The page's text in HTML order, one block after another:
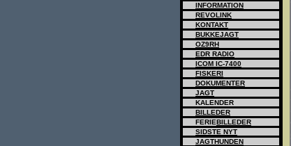
INFORMATION
REVOLINK
KONTAKT
BUKKEJAGT
OZ9RH
EDR RADIO
ICOM IC-7400
FISKERI
DOKUMENTER
JAGT
KALENDER
BILLEDER
FERIEBILLEDER
SIDSTE NYT
JAGTHUNDEN